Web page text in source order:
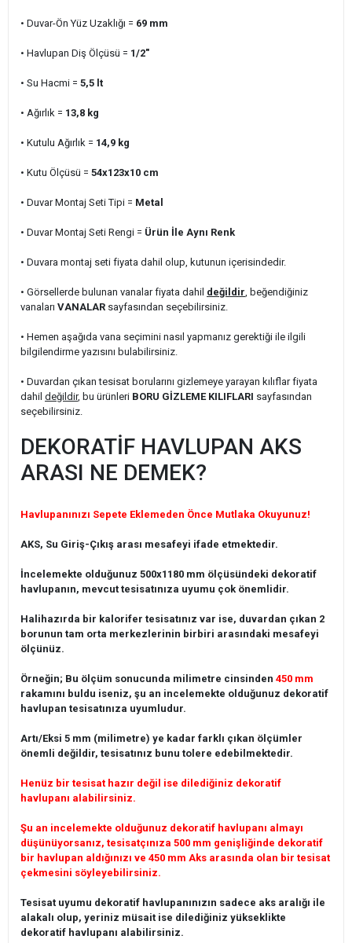
• Duvar-Ön Yüz Uzaklığı = 69 mm
• Havlupan Diş Ölçüsü = 1/2"
• Su Hacmi = 5,5 lt
• Ağırlık = 13,8 kg
• Kutulu Ağırlık = 14,9 kg
• Kutu Ölçüsü = 54x123x10 cm
• Duvar Montaj Seti Tipi = Metal
• Duvar Montaj Seti Rengi = Ürün İle Aynı Renk
• Duvara montaj seti fiyata dahil olup, kutunun içerisindedir.
• Görsellerde bulunan vanalar fiyata dahil değildir, beğendiğiniz
vanaları VANALAR sayfasından seçebilirsiniz.
• Hemen aşağıda vana seçimini nasıl yapmanız gerektiği ile ilgili
bilgilendirme yazısını bulabilirsiniz.
• Duvardan çıkan tesisat borularını gizlemeye yarayan kılıflar fiyata
dahil değildir, bu ürünleri BORU GİZLEME KILIFLARI sayfasından
seçebilirsiniz.
DEKORATİF HAVLUPAN AKS
ARASI NE DEMEK?
Havlupanınızı Sepete Eklemeden Önce Mutlaka Okuyunuz!
AKS, Su Giriş-Çıkış arası mesafeyi ifade etmektedir.
İncelemekte olduğunuz 500x1180 mm ölçüsündeki dekoratif
havlupanın, mevcut tesisatınıza uyumu çok önemlidir.
Halihazırda bir kalorifer tesisatınız var ise, duvardan çıkan 2
borunun tam orta merkezlerinin birbiri arasındaki mesafeyi
ölçünüz.
Örneğin; Bu ölçüm sonucunda milimetre cinsinden 450 mm
rakamını buldu iseniz, şu an incelemekte olduğunuz dekoratif
havlupan tesisatınıza uyumludur.
Artı/Eksi 5 mm (milimetre) ye kadar farklı çıkan ölçümler
önemli değildir, tesisatınız bunu tolere edebilmektedir.
Henüz bir tesisat hazır değil ise dilediğiniz dekoratif
havlupanı alabilirsiniz.
Şu an incelemekte olduğunuz dekoratif havlupanı almayı
düşünüyorsanız, tesisatçınıza 500 mm genişliğinde dekoratif
bir havlupan aldığınızı ve 450 mm Aks arasında olan bir tesisat
çekmesini söyleyebilirsiniz.
Tesisat uyumu dekoratif havlupanınızın sadece aks aralığı ile
alakalı olup, yeriniz müsait ise dilediğiniz yükseklikte
dekoratif havlupanı alabilirsiniz.